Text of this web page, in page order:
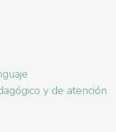
y de atención